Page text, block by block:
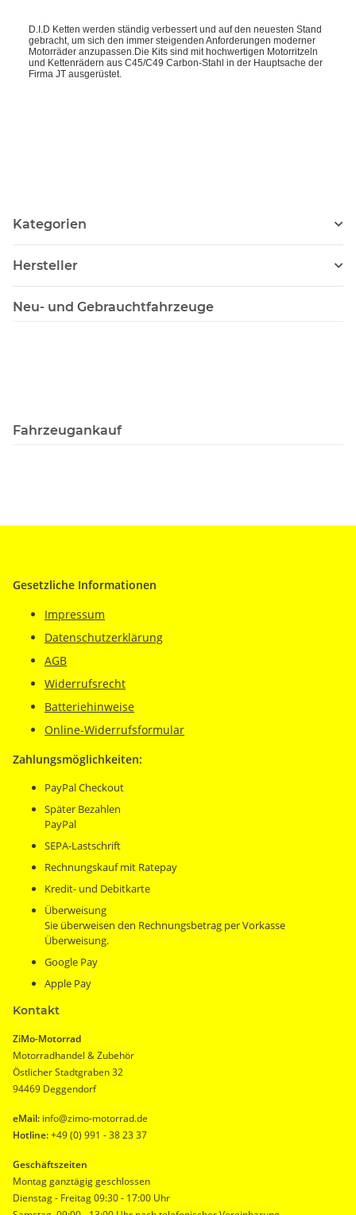
D.I.D Ketten werden ständig verbessert und auf den neuesten Stand
gebracht, um sich den immer steigenden Anforderungen moderner
Motorräder anzupassen.Die Kits sind mit hochwertigen Motorritzeln
und Kettenrädern aus C45/C49 Carbon-Stahl in der Hauptsache der
Firma JT ausgerüstet.
Kategorien
Hersteller
Neu- und Gebrauchtfahrzeuge
Fahrzeugankauf
Gesetzliche Informationen
Impressum
Datenschutzerklärung
AGB
Widerrufsrecht
Batteriehinweise
Online-Widerrufsformular
Zahlungsmöglichkeiten:
PayPal Checkout
Später Bezahlen
PayPal
SEPA-Lastschrift
Rechnungskauf mit Ratepay
Kredit- und Debitkarte
Überweisung
Sie überweisen den Rechnungsbetrag per Vorkasse
Überweisung.
Google Pay
Apple Pay
Kontakt
ZiMo-Motorrad
Motorradhandel & Zubehör
Östlicher Stadtgraben 32
94469 Deggendorf
eMail: info@zimo-motorrad.de
Hotline:+49 (0) 991 - 38 23 37
Geschäftszeiten
Montag ganztägig geschlossen
Dienstag - Freitag 09:30 - 17:00 Uhr